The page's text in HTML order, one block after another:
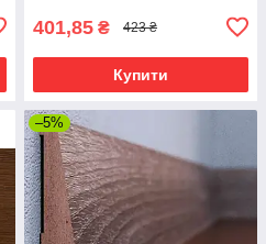
401,85 ₴ 423 ₴
Купити
–5%